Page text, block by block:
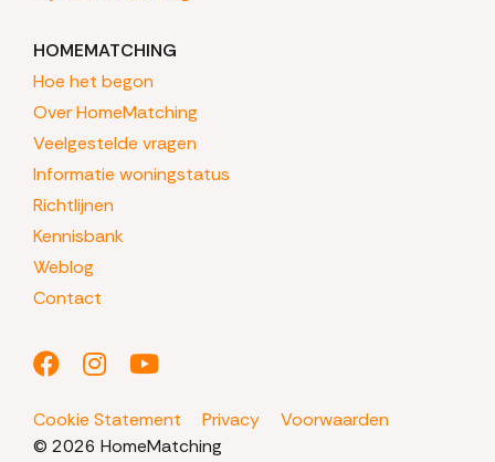
HOMEMATCHING
Hoe het begon
Over HomeMatching
Veelgestelde vragen
Informatie woningstatus
Richtlijnen
Kennisbank
Weblog
Contact
Cookie Statement Privacy
Voorwaarden
© 2026 HomeMatching